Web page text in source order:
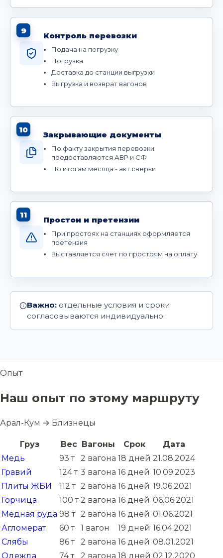
9
Контроль перевозки
Подача на погрузку
Погрузка
Доставка до станции выгрузки
Выгрузка и возврат вагонов
10
Закрывающие документы
По факту закрытия перевозки
предоставляются АВР и СФ
По итогам месяца - акт сверки
11
Простои и претензии
При простоях на станциях оформляется
претензия
Выставляется счет по простоям на оплату
Важно: отдельные условия и сроки
согласовываются индивидуально.
Опыт
Наш опыт по этому маршруту
Арал-Кум → Близнецы
Груз Вес Вагоны Срок
Дата
Медь
93 т 2 вагона 18 дней 21.08.2024
Гравий
124 т 3 вагона 16 дней 10.09.2023
Плиты ЖБИ
112 т 2 вагона 16 дней 19.06.2021
Горчица
100 т 2 вагона 16 дней 06.06.2021
Медная руда 98 т 2 вагона 16 дней 01.06.2021
Агломерат
60 т 1 вагон 19 дней 16.04.2021
Слябы
86 т 2 вагона 16 дней 08.01.2021
Одежда
74 т 2 вагона 18 дней 02.12.2020